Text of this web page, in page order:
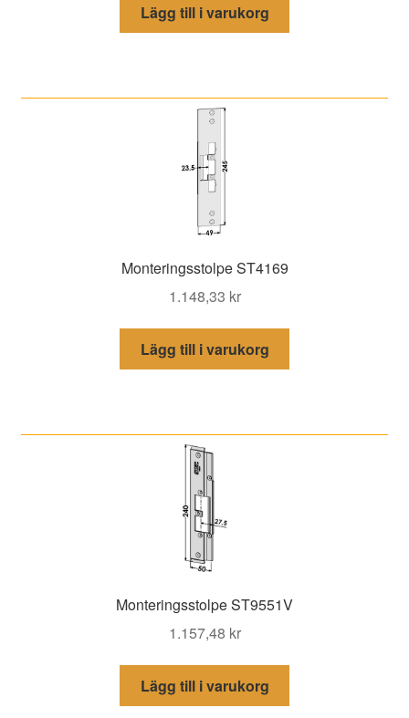
Lägg till i varukorg
Monteringsstolpe ST4169
1.148,33 kr
Lägg till i varukorg
Monteringsstolpe ST9551V
1.157,48 kr
Lägg till i varukorg